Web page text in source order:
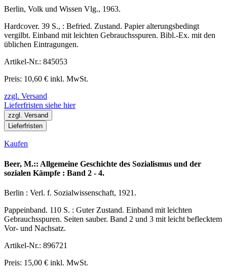
Berlin, Volk und Wissen Vlg., 1963.
Hardcover. 39 S., : Befried. Zustand. Papier alterungsbedingt
vergilbt. Einband mit leichten Gebrauchsspuren. Bibl.-Ex. mit den
üblichen Eintragungen.
Artikel-Nr.: 845053
Preis: 10,60 € inkl. MwSt.
zzgl. Versand
Lieferfristen siehe hier
zzgl. Versand
Lieferfristen
Kaufen
Beer, M.:: Allgemeine Geschichte des Sozialismus und der
sozialen Kämpfe : Band 2 - 4.
Berlin : Verl. f. Sozialwissenschaft, 1921.
Pappeinband. 110 S. : Guter Zustand. Einband mit leichten
Gebrauchsspuren. Seiten sauber. Band 2 und 3 mit leicht beflecktem
Vor- und Nachsatz.
Artikel-Nr.: 896721
Preis: 15,00 € inkl. MwSt.